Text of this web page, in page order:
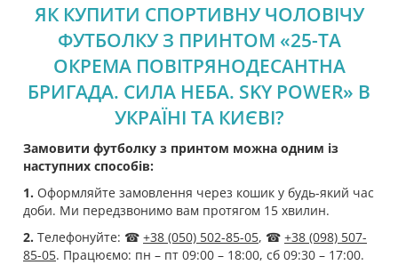
ЯК КУПИТИ СПОРТИВНУ ЧОЛОВІЧУ
ФУТБОЛКУ З ПРИНТОМ «25-ТА
ОКРЕМА ПОВІТРЯНОДЕСАНТНА
БРИГАДА. СИЛА НЕБА. SKY POWER» В
УКРАЇНІ ТА КИЄВІ?
Замовити футболку з принтом можна одним із
наступних способів:
1. Оформляйте замовлення через кошик у будь-який час
доби. Ми передзвонимо вам протягом 15 хвилин.
2. Телефонуйте: ☎ +38 (050) 502-85-05, ☎ +38 (098) 507-
85-05. Працюємо: пн – пт 09:00 – 18:00, сб 09:30 – 17:00.